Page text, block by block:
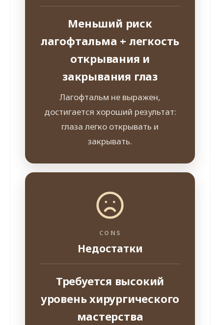
Меньший риск
лагофтальма + легкость
открывания и
закрывания глаз
Лагофтальм не выражен,
достигается хороший результат:
глаза легко открывать и
закрывать.
CONS
Недостатки
Требуется высокий
уровень хирургического
мастерства